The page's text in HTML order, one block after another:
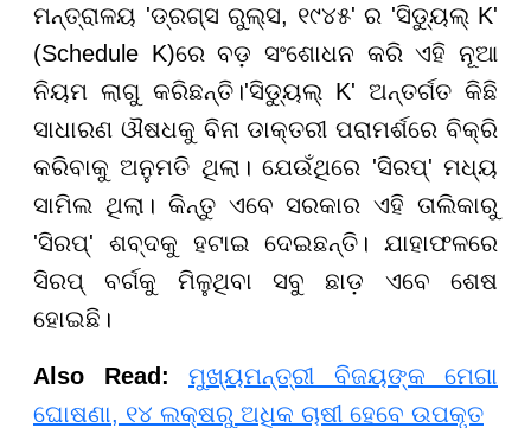
ମନ୍ତ୍ରାଳୟ 'ଡ୍ରଗ୍ସ ରୁଲ୍ସ, ୧୯୪୫' ର 'ସିଡ୍ୟୁଲ୍ K'
(Schedule K)ରେ ବଡ଼ ସଂଶୋଧନ କରି ଏହି ନୂଆ
ନିୟମ ଲାଗୁ କରିଛନ୍ତି।'ସିଡ୍ୟୁଲ୍ K' ଅନ୍ତର୍ଗତ କିଛି
ସାଧାରଣ ଔଷଧକୁ ବିନା ଡାକ୍ତରୀ ପରାମର୍ଶରେ ବିକ୍ରି
କରିବାକୁ ଅନୁମତି ଥିଲା। ଯେଉଁଥିରେ 'ସିରପ୍' ମଧ୍ୟ
ସାମିଲ ଥିଲା। କିନ୍ତୁ ଏବେ ସରକାର ଏହି ତାଲିକାରୁ
'ସିରପ୍' ଶବ୍ଦକୁ ହଟାଇ ଦେଇଛନ୍ତି। ଯାହାଫଳରେ
ସିରପ୍ ବର୍ଗକୁ ମିଳୁଥିବା ସବୁ ଛାଡ଼ ଏବେ ଶେଷ
ହୋଇଛି।
Also Read: ମୁଖ୍ୟମନ୍ତ୍ରୀ ବିଜୟଙ୍କ ମେଗା
ଘୋଷଣା, ୧୪ ଲକ୍ଷରୁ ଅଧିକ ଚାଷୀ ହେବେ ଉପକୃତ